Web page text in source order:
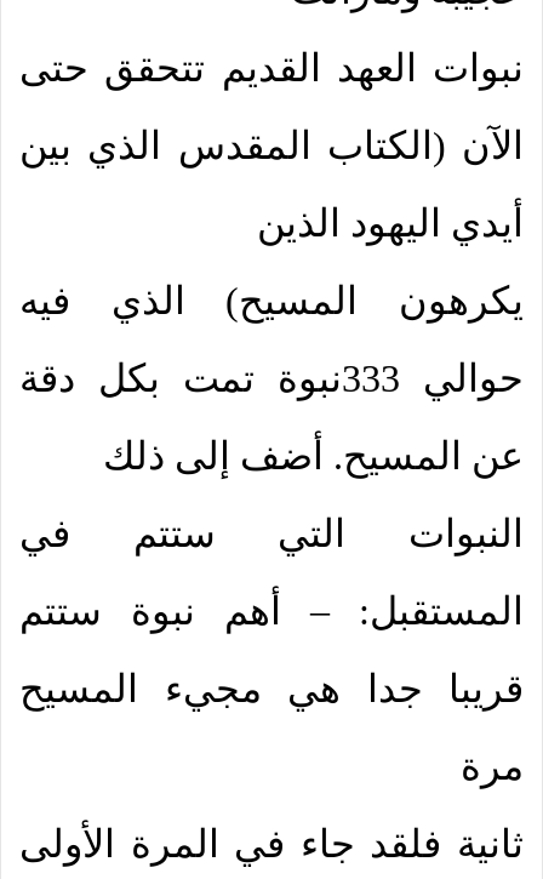
نبوات العهد القديم تتحقق حتى
الآن (الكتاب المقدس الذي بين
أيدي اليهود الذين
يكرهون المسيح) الذي فيه
حوالي 333نبوة تمت بكل دقة
عن المسيح. أضف إلى ذلك
النبوات التي ستتم في
المستقبل: – أهم نبوة ستتم
قريبا جدا هي مجيء المسيح
مرة
ثانية فلقد جاء في المرة الأولى